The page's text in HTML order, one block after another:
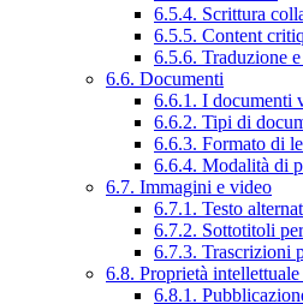
6.5.4. Scrittura
6.5.5. Content
6.5.6. Traduzione
6.6. Documenti
6.6.1. I documenti
6.6.2. Tipi di
6.6.3. Formato di
6.6.4. Modalità di
6.7. Immagini e video
6.7.1. Testo
6.7.2. Sottotitoli
6.7.3. Trascrizioni
6.8. Proprietà
6.8.1.